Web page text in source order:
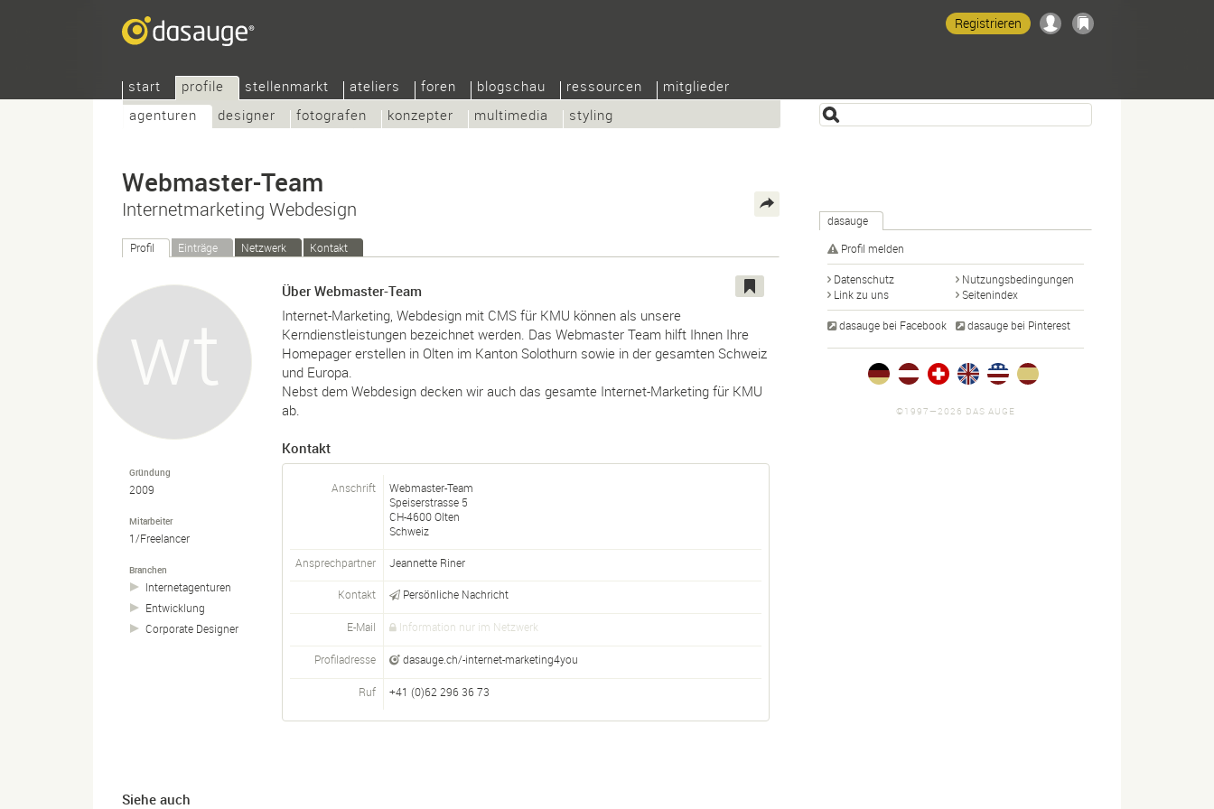
start
profile
agenturen
designer fotografen konzepter multimedia styling
stellenmarkt ateliers foren blogschau ressourcen mitglieder
Registrieren
Webmaster-Team
Internetmarketing Webdesign
Profil Einträge Netzwerk Kontakt
Gründung
2009
Mitarbeiter
1/Freelancer
Branchen
Internetagenturen
Entwicklung
Corporate Designer
Über Webmaster-Team
Internet-Marketing, Webdesign mit CMS für KMU können als unsere
Kerndienstleistungen bezeichnet werden. Das Webmaster Team hilft Ihnen Ihre
Homepager erstellen in Olten im Kanton Solothurn sowie in der gesamten Schweiz
und Europa.
Nebst dem Webdesign decken wir auch das gesamte Internet-Marketing für KMU
ab.
Kontakt
Anschrift
Webmaster-Team
Speiserstrasse 5
CH-4600Olten
Schweiz
Ansprechpartner Jeannette Riner
Kontakt Persönliche Nachricht
E-Mail Information nur im Netzwerk
Profiladresse dasauge.ch/-internet-marketing4you
Ruf +41 (0)62 296 36 73
Siehe auch
dasauge
Profil melden
Datenschutz
Nutzungsbedingungen
Link zu uns
Seitenindex
dasauge bei Facebook dasauge bei Pinterest
©1997—2026 DAS AUGE